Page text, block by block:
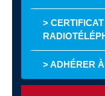
>
> ADHÉRER